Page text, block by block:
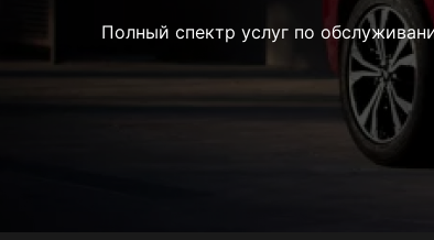
Полный спектр услуг по